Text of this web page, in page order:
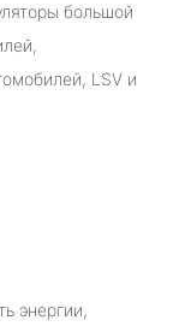
большой
LSV и
энергии,